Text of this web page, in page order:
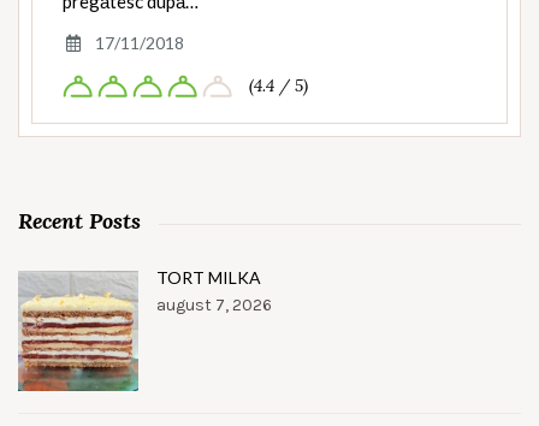
17/11/2018
(4.4 / 5)
Recent Posts
TORT MILKA
august 7, 2026